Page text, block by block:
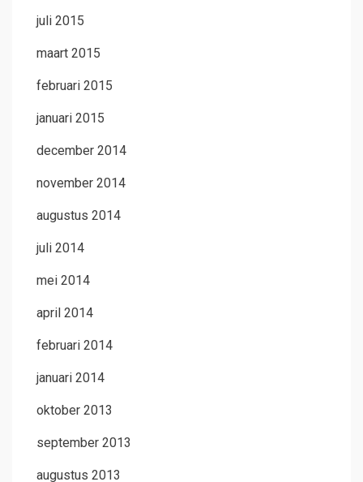
juli 2015
maart 2015
februari 2015
januari 2015
december 2014
november 2014
augustus 2014
juli 2014
mei 2014
april 2014
februari 2014
januari 2014
oktober 2013
september 2013
augustus 2013